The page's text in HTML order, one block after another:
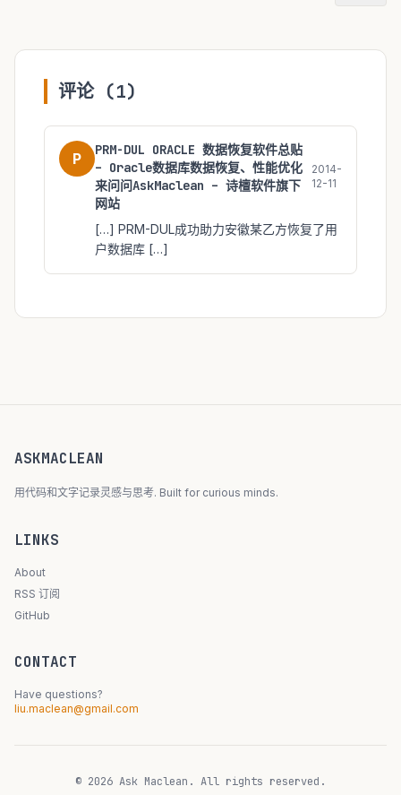
评论 (1)
P
PRM-DUL ORACLE 数据恢复软件总贴
– Oracle数据库数据恢复、性能优化
来问问AskMaclean – 诗檀软件旗下
网站
2014-
12-11
[…] PRM-DUL成功助力安徽某乙方恢复了用
户数据库 […]
ASKMACLEAN
用代码和文字记录灵感与思考. Built for curious minds.
LINKS
About
RSS 订阅
GitHub
CONTACT
Have questions?
liu.maclean@gmail.com
© 2026 Ask Maclean. All rights reserved.